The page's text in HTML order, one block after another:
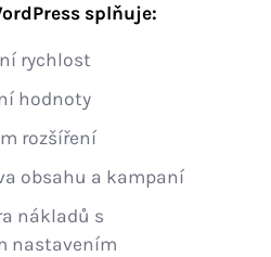
splňuje:
rychlost
hodnoty
rozšíření
obsahu a kampaní
nákladů s
nastavením